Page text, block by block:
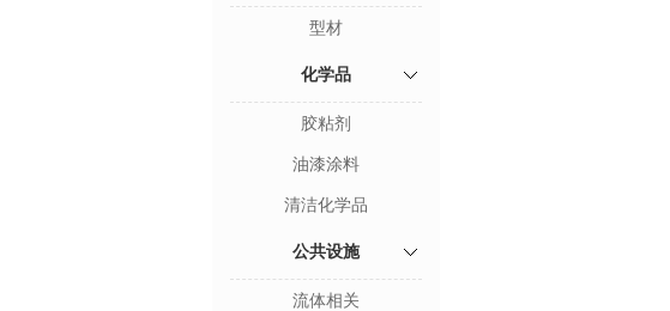
型材
化学品
胶粘剂
油漆涂料
清洁化学品
公共设施
流体相关